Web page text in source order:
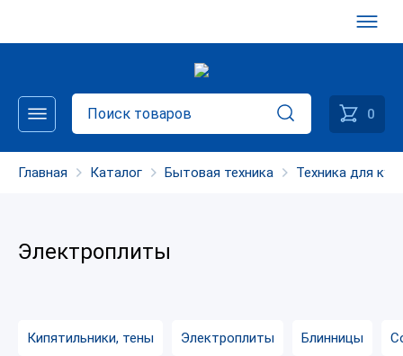
0
Главная Каталог Бытовая техника Техника для
Электроплиты
Кипятильники, тены Электроплиты Блинницы